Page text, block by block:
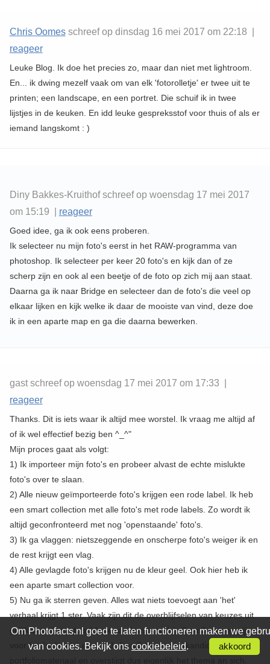
Chris Oomesschreef op dinsdag 16 mei 2017 om 22:18 |
reageer
Leuke Blog. Ik doe het precies zo, maar dan niet met lightroom.
En... ik dwing mezelf vaak om van elk 'fotorolletje' er twee uit te
printen; een landscape, en een portret. Die schuif ik in twee
lijstjes in de keuken. En idd leuke gespreksstof voor thuis of als er
iemand langskomt : )
Diny Bakkes-Kruithof schreef op woensdag 17 mei 2017
om 15:19 | reageer
Goed idee, ga ik ook eens proberen.
Ik selecteer nu mijn foto's eerst in het RAW-programma van
photoshop. Ik selecteer per keer 20 foto's en kijk dan of ze
scherp zijn en ook al een beetje of de foto op zich mij aan staat.
Daarna ga ik naar Bridge en selecteer dan de foto's die veel op
elkaar lijken en kijk welke ik daar de mooiste van vind, deze doe
ik in een aparte map en ga die daarna bewerken.
gast schreef op woensdag 17 mei 2017 om 17:33 |
reageer
Thanks. Dit is iets waar ik altijd mee worstel. Ik vraag me altijd af
of ik wel effectief bezig ben ^_^"
Mijn proces gaat als volgt:
1) Ik importeer mijn foto's en probeer alvast de echte mislukte
foto's over te slaan.
2) Alle nieuw geïmporteerde foto's krijgen een rode label. Ik heb
een smart collection met alle foto's met rode labels. Zo wordt ik
altijd geconfronteerd met nog 'openstaande' foto's.
3) Ik ga vlaggen: nietszeggende en onscherpe foto's weiger ik en
de rest krijgt een vlag.
4) Alle gevlagde foto's krijgen nu de kleur geel. Ook hier heb ik
een aparte smart collection voor.
5) Nu ga ik sterren geven. Alles wat niets toevoegt aan 'het'
verhaal krijgt 1 ster. Vaak zijn dit de overblijfselen van keuzes uit
gelijkwaardige foto's (denk aan burst-mode). 2 en 3 sterren zijn
voor foto's die oké en goed. 4 en 5 sterren is (kandidaat)
Om Photofacts.nl goed te laten functioneren maken we
van cookies. Bekijk ons cookiebeleid. akkoord